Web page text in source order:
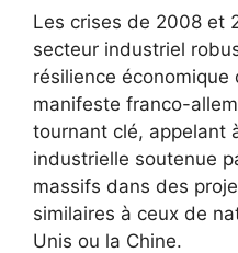
Les crises de 2008 et
secteur industriel
résilience économique
manifeste franco-
tournant clé, appelant
industrielle soutenue
massifs dans des
similaires à ceux de
Unis ou la Chine.